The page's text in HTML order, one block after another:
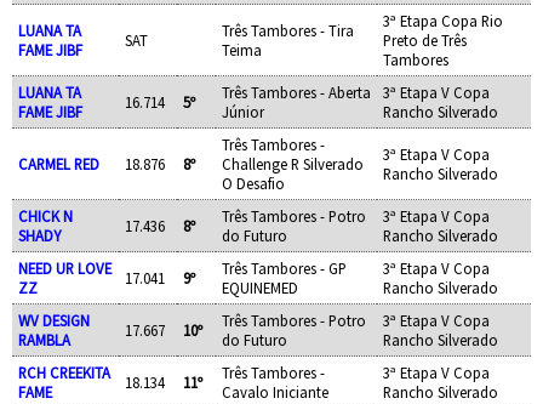
LUANA TA
FAME JIBF
SAT
Três Tambores - Tira
Teima
3ª Etapa Copa Rio
Preto de Três
Tambores
LUANA TA
FAME JIBF
16.714 5º
Três Tambores - Aberta
Júnior
3ª Etapa V Copa
Rancho Silverado
CARMEL RED 18.876 8º
Três Tambores -
Challenge R Silverado
O Desafio
3ª Etapa V Copa
Rancho Silverado
CHICK N
SHADY
17.436 8º
Três Tambores - Potro
do Futuro
3ª Etapa V Copa
Rancho Silverado
NEED UR LOVE
ZZ
17.041 9º
Três Tambores - GP
EQUINEMED
3ª Etapa V Copa
Rancho Silverado
WV DESIGN
RAMBLA
17.667 10º
Três Tambores - Potro
do Futuro
3ª Etapa V Copa
Rancho Silverado
RCH CREEKITA
FAME
18.134 11º
Três Tambores -
Cavalo Iniciante
3ª Etapa V Copa
Rancho Silverado